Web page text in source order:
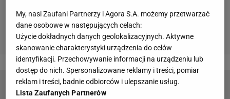
My, nasi Zaufani Partnerzy i Agora S.A. możemy przetwarzać
dane osobowe w następujących celach:
Użycie dokładnych danych geolokalizacyjnych. Aktywne
skanowanie charakterystyki urządzenia do celów
identyfikacji. Przechowywanie informacji na urządzeniu lub
dostęp do nich. Spersonalizowane reklamy i treści, pomiar
reklam i treści, badnie odbiorców i ulepszanie usług.
Lista Zaufanych Partnerów